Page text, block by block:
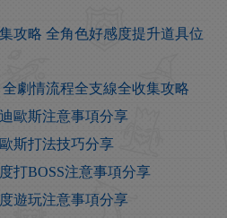
攻略 全角色好感度提升道具位
全劇情流程全支線全收集攻略
歐斯注意事項分享
斯打法技巧分享
打BOSS注意事項分享
遊玩注意事項分享